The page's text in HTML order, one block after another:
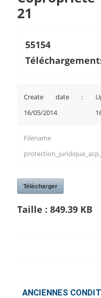
21
55154
Create date :
16/05/2014
Télécharger
Taille : 849.39 KB
ANCIENNES